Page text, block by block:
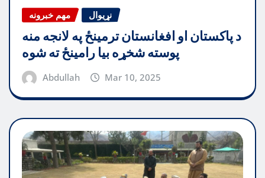
مهم خبرونه نړیوال
د پاکستان او افغانستان ترمینځ په لانجه منه
پوسته شخړه بیا رامینځ ته شوه
Abdullah Mar 10, 2025